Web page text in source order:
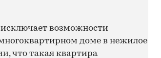
возможности
доме в нежилое
что такая квартира